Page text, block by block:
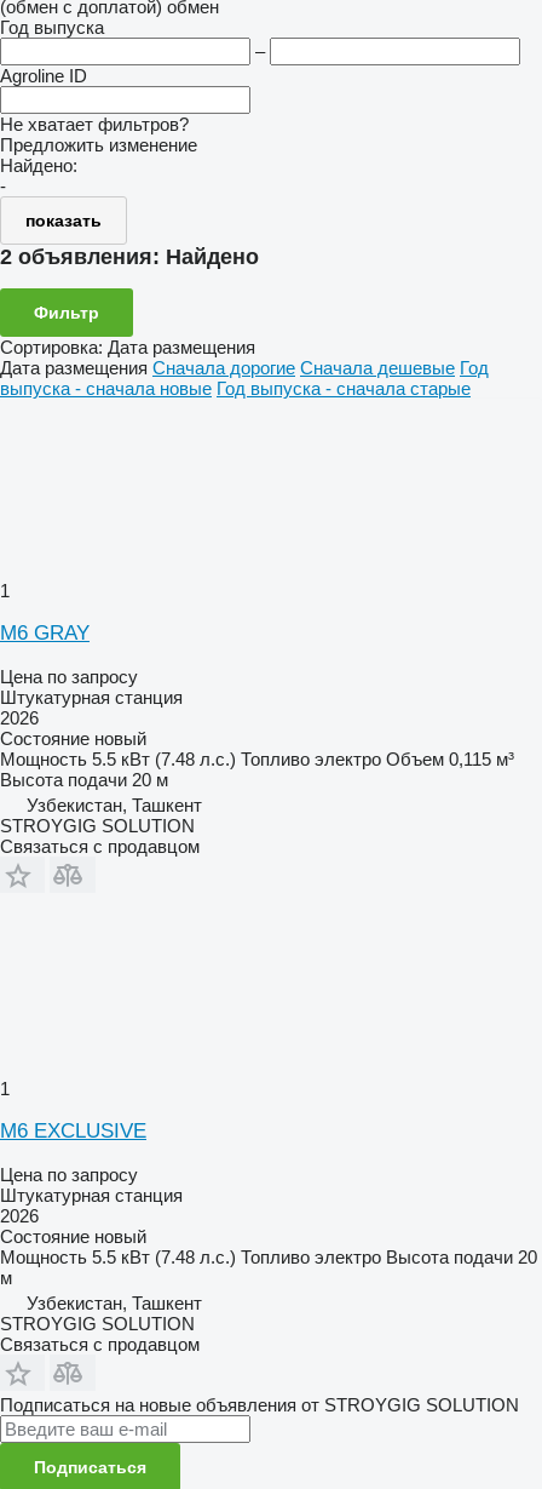
(обмен с доплатой) обмен
Год выпуска
–
Agroline ID
Не хватает фильтров?
Предложить изменение
Найдено:
-
показать
2 объявления: Найдено
Фильтр
Сортировка: Дата размещения
Дата размещения Сначала дорогие Сначала дешевые Год
выпуска - сначала новые Год выпуска - сначала старые
1
M6 GRAY
Цена по запросу
Штукатурная станция
2026
Состояние новый
Мощность 5.5 кВт (7.48 л.с.) Топливо электро Объем 0,115 м³
Высота подачи 20 м
Узбекистан, Ташкент
STROYGIG SOLUTION
Связаться с продавцом
1
M6 EXCLUSIVE
Цена по запросу
Штукатурная станция
2026
Состояние новый
Мощность 5.5 кВт (7.48 л.с.) Топливо электро Высота подачи 20
м
Узбекистан, Ташкент
STROYGIG SOLUTION
Связаться с продавцом
Подписаться на новые объявления от STROYGIG SOLUTION
Подписаться